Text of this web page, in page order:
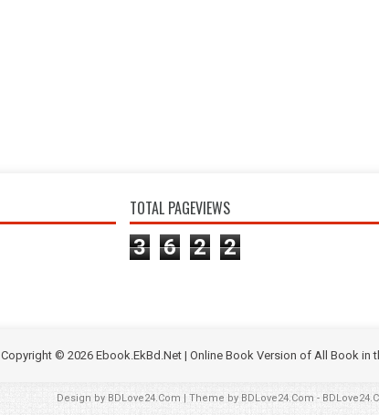
TOTAL PAGEVIEWS
3 6 2 2
Copyright © 2026 Ebook.EkBd.Net | Online Book Version of All Book in
Design by BDLove24.Com | Theme by BDLove24.Com -